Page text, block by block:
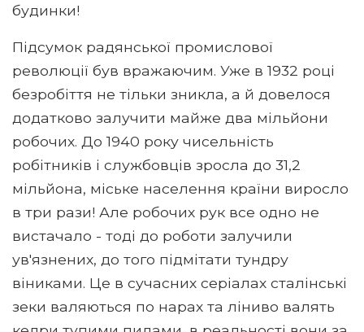
будинки!
Підсумок радянської промислової
революції був вражаючим. Уже в 1932 році
безробіття не тільки зникла, а й довелося
додатково залучити майже два мільйони
робочих. До 1940 року чисельність
робітників і службовців зросла до 31,2
мільйона, міське населення країни виросло
в три рази! Але робочих рук все одно не
вистачало - тоді до роботи залучили
ув'язнених, до того підмітати тундру
віниками. Це в сучасних серіалах сталінські
зеки валяються по нарах та ліниво валять